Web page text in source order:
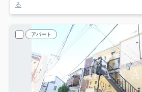
る
アパート